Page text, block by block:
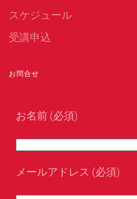
スケジュール
受講申込
お問合せ
お名前 (必須)
メールアドレス (必須)